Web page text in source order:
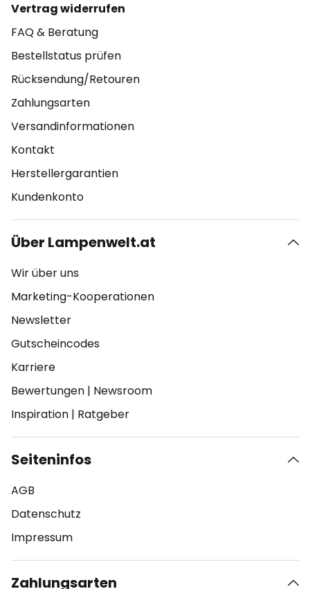
Vertrag widerrufen
FAQ & Beratung
Bestellstatus prüfen
Rücksendung/Retouren
Zahlungsarten
Versandinformationen
Kontakt
Herstellergarantien
Kundenkonto
Über Lampenwelt.at
Wir über uns
Marketing-Kooperationen
Newsletter
Gutscheincodes
Karriere
Bewertungen | Newsroom
Inspiration | Ratgeber
Seiteninfos
AGB
Datenschutz
Impressum
Zahlungsarten